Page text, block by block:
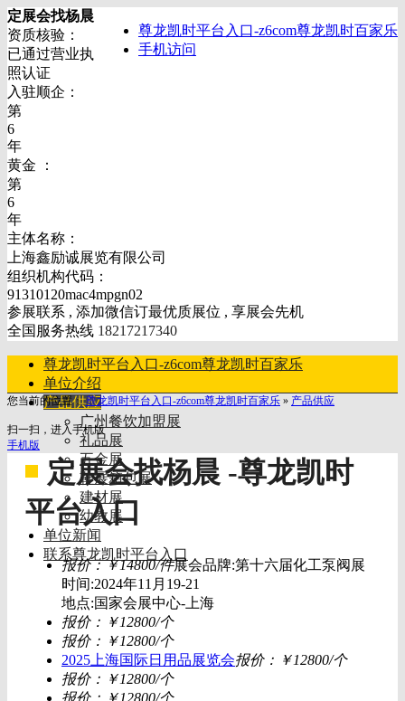
尊龙凯时平台入口-z6com尊龙凯时百家乐
手机访问
定展会找杨晨
资质核验：
已通过营业执
照认证
入驻顺企：
第
6
年
黄金 ：
第
6
年
主体名称：
上海鑫励诚展览有限公司
组织机构代码：
91310120mac4mpgn02
参展联系 , 添加微信订最优质展位 , 享展会先机
全国服务热线 18217217340
尊龙凯时平台入口-z6com尊龙凯时百家乐
单位介绍
产品供应
广州餐饮加盟展
礼品展
五金展
鞋展箱包展
建材展
幼教展
单位新闻
联系尊龙凯时平台入口
您当前的位置：尊龙凯时平台入口-z6com尊龙凯时百家乐 » 产品供应
扫一扫，进入手机版
手机版
定展会找杨晨 -尊龙凯时
平台入口
报价：￥14800/件展会品牌:第十六届化工泵阀展
时间:2024年11月19-21
地点:国家会展中心-上海
报价：￥12800/个
报价：￥12800/个
2025上海国际日用品展览会报价：￥12800/个
报价：￥12800/个
报价：￥12800/个